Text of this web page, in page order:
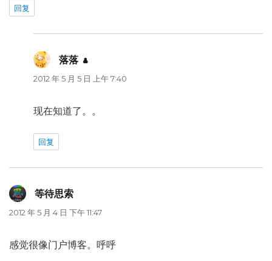
回复
落落 说
道：
2012 年 5 月 5 日 上午 7:40
现在知道了。。
回复
等待思索
道：
2012 年 5 月 4 日 下午 11:47
感觉很像门户博客。呼呼